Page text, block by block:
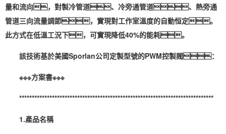
量和流向，對製冷管道、冷旁通管道、熱旁通
管道三向流量調節，實現對工作室溫度的自動恒定。
此方式在低溫工況下，可實現降低40%的能耗。
該技術基於美國Sporlan公司定製型號的PWM控製閥：
※※※方案書※※※
*****************************************************************************
1.產品名稱